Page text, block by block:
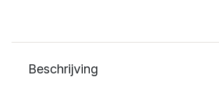
Beschrijving